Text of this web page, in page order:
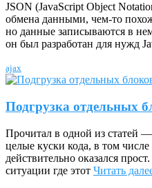
JSON (JavaScript Object
обмена данными, чем-то
но данные записываются в
он был разработан для нужд
ajax
Подгрузка отдельных
Прочитал в одной из статей
целые куски кода, в том
действительно оказался
ситуации где этот Читать